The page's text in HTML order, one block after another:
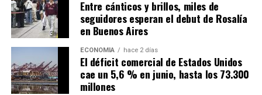
Entre cánticos y brillos, miles de
seguidores esperan el debut de Rosalía
en Buenos Aires
ECONOMÍA hace 2 días
El déficit comercial de Estados Unidos
cae un 5,6 % en junio, hasta los 73.300
millones